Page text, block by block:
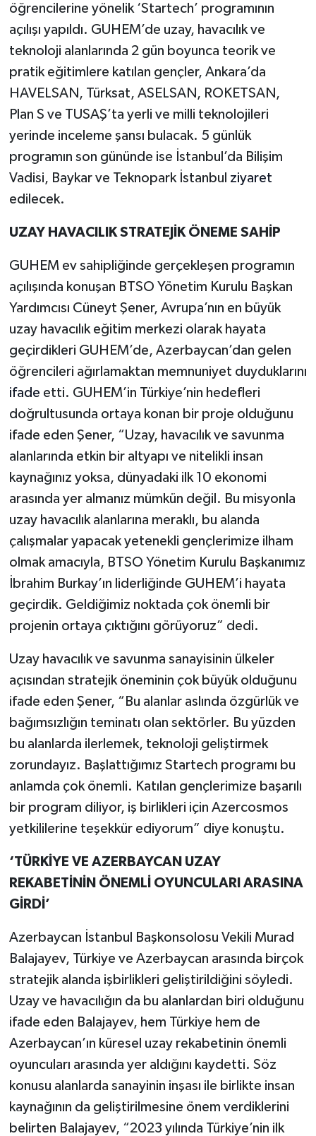
öğrencilerine yönelik ‘Startech’ programının
açılışı yapıldı. GUHEM’de uzay, havacılık ve
teknoloji alanlarında 2 gün boyunca teorik ve
pratik eğitimlere katılan gençler, Ankara’da
HAVELSAN, Türksat, ASELSAN, ROKETSAN,
Plan S ve TUSAŞ’ta yerli ve milli teknolojileri
yerinde inceleme şansı bulacak. 5 günlük
programın son gününde ise İstanbul’da Bilişim
Vadisi, Baykar ve Teknopark İstanbul ziyaret
edilecek.
UZAY HAVACILIK STRATEJİK ÖNEME SAHİP
GUHEM ev sahipliğinde gerçekleşen programın
açılışında konuşan BTSO Yönetim Kurulu Başkan
Yardımcısı Cüneyt Şener, Avrupa’nın en büyük
uzay havacılık eğitim merkezi olarak hayata
geçirdikleri GUHEM’de, Azerbaycan’dan gelen
öğrencileri ağırlamaktan memnuniyet duyduklarını
ifade etti. GUHEM’in Türkiye’nin hedefleri
doğrultusunda ortaya konan bir proje olduğunu
ifade eden Şener, “Uzay, havacılık ve savunma
alanlarında etkin bir altyapı ve nitelikli insan
kaynağınız yoksa, dünyadaki ilk 10 ekonomi
arasında yer almanız mümkün değil. Bu misyonla
uzay havacılık alanlarına meraklı, bu alanda
çalışmalar yapacak yetenekli gençlerimize ilham
olmak amacıyla, BTSO Yönetim Kurulu Başkanımız
İbrahim Burkay’ın liderliğinde GUHEM’i hayata
geçirdik. Geldiğimiz noktada çok önemli bir
projenin ortaya çıktığını görüyoruz” dedi.
Uzay havacılık ve savunma sanayisinin ülkeler
açısından stratejik öneminin çok büyük olduğunu
ifade eden Şener, “Bu alanlar aslında özgürlük ve
bağımsızlığın teminatı olan sektörler. Bu yüzden
bu alanlarda ilerlemek, teknoloji geliştirmek
zorundayız. Başlattığımız Startech programı bu
anlamda çok önemli. Katılan gençlerimize başarılı
bir program diliyor, iş birlikleri için Azercosmos
yetkililerine teşekkür ediyorum” diye konuştu.
‘TÜRKİYE VE AZERBAYCAN UZAY
REKABETİNİN ÖNEMLİ OYUNCULARI ARASINA
GİRDİ’
Azerbaycan İstanbul Başkonsolosu Vekili Murad
Balajayev, Türkiye ve Azerbaycan arasında birçok
stratejik alanda işbirlikleri geliştirildiğini söyledi.
Uzay ve havacılığın da bu alanlardan biri olduğunu
ifade eden Balajayev, hem Türkiye hem de
Azerbaycan’ın küresel uzay rekabetinin önemli
oyuncuları arasında yer aldığını kaydetti. Söz
konusu alanlarda sanayinin inşası ile birlikte insan
kaynağının da geliştirilmesine önem verdiklerini
belirten Balajayev, “2023 yılında Türkiye’nin ilk